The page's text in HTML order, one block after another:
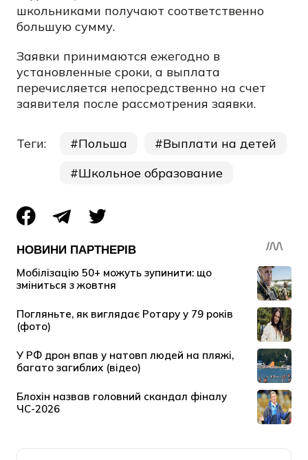
школьниками получают соответственно
большую сумму.
Заявки принимаются ежегодно в
установленные сроки, а выплата
перечисляется непосредственно на счет
заявителя после рассмотрения заявки.
Теги: Польша
Выплати на детей
Школьное образование